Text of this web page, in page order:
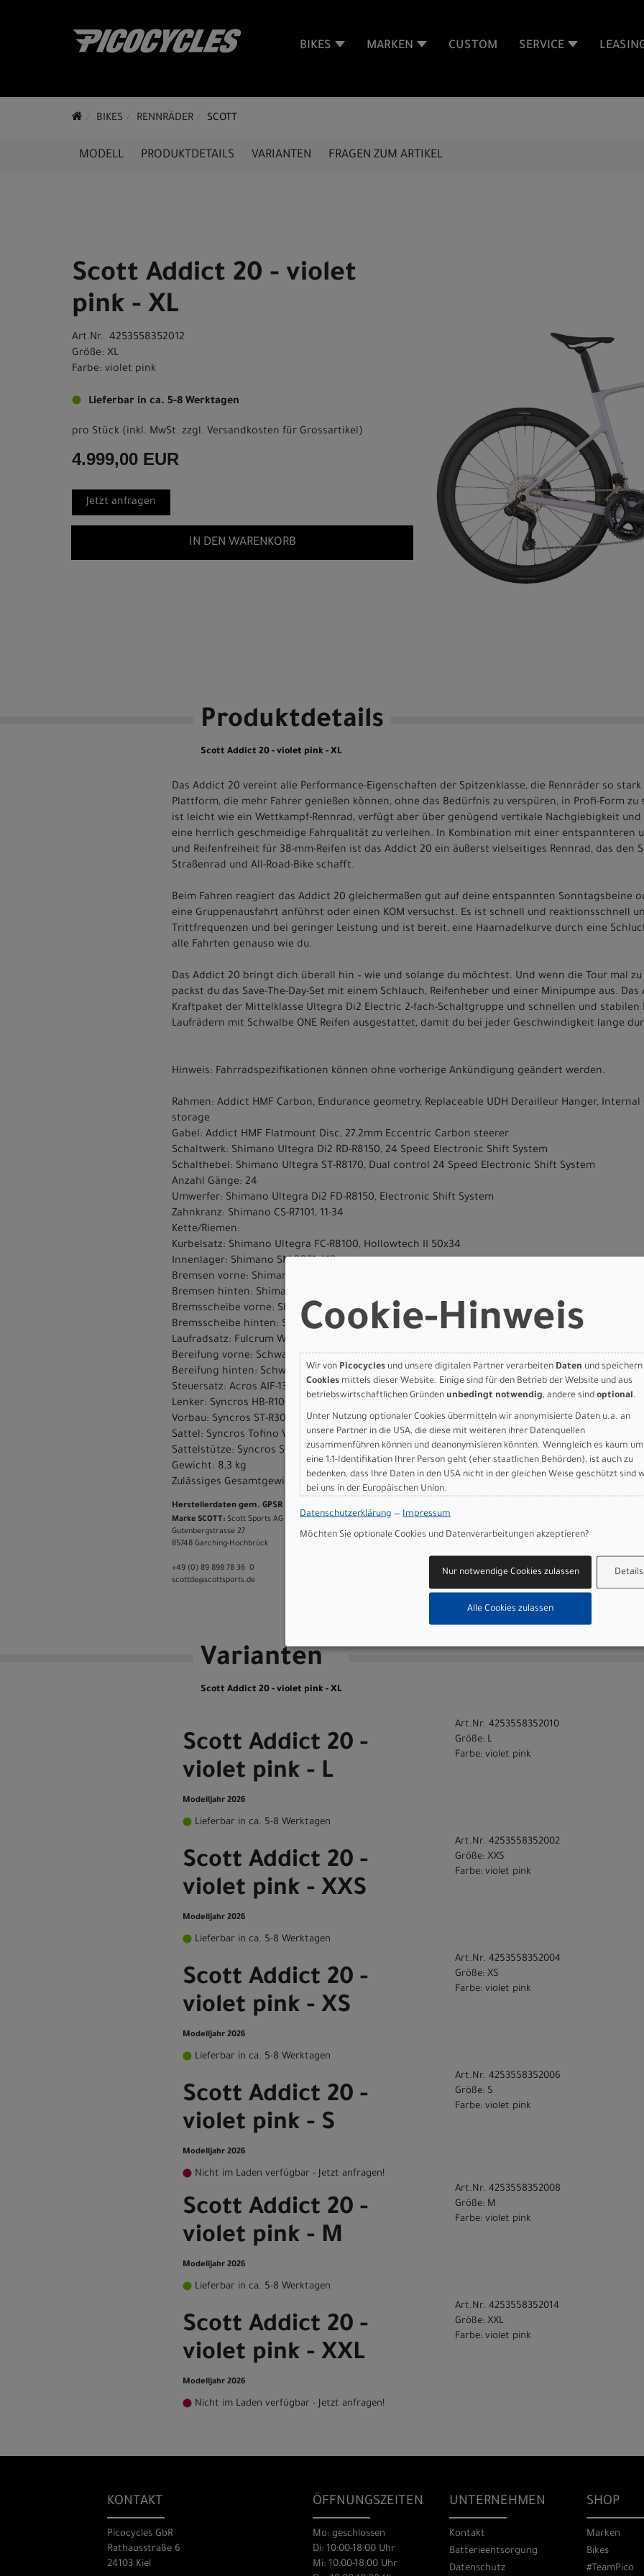
BIKES MARKEN CUSTOM SERVICE
BIKES RENNRÄDER SCOTT
MODELL PRODUKTDETAILS VARIANTEN FRAGEN ZUM ARTIKEL
Scott Addict 20 - violet
pink - XL
Art.Nr. 4253558352012
Größe: XL
Farbe: violet pink
Lieferbar in ca. 5-8 Werktagen
pro Stück (inkl. MwSt. zzgl. Versandkosten für Grossartikel)
4.999,00 EUR
Jetzt anfragen
IN DEN WARENKORB
Produktdetails
Scott Addict 20 - violet pink - XL
Das Addict 20 vereint alle Performance-Eigenschaften der Spitzenklasse, die Rennräder so
Plattform, die mehr Fahrer genießen können, ohne das Bedürfnis zu verspüren, in Profi-Form zu
ist leicht wie ein Wettkampf-Rennrad, verfügt aber über genügend vertikale Nachgiebigkeit
eine herrlich geschmeidige Fahrqualität zu verleihen. In Kombination mit einer entspannteren
und Reifenfreiheit für 38-mm-Reifen ist das Addict 20 ein äußerst vielseitiges Rennrad, das den
Straßenrad und All-Road-Bike schafft.
Beim Fahren reagiert das Addict 20 gleichermaßen gut auf deine entspannten Sonntagsbeine
eine Gruppenausfahrt anführst oder einen KOM versuchst. Es ist schnell und reaktionsschnell
Trittfrequenzen und bei geringer Leistung und ist bereit, eine Haarnadelkurve durch eine
alle Fahrten genauso wie du.
Das Addict 20 bringt dich überall hin – wie und solange du möchtest. Und wenn die Tour mal
packst du das Save-The-Day-Set mit einem Schlauch, Reifenheber und einer Minipumpe aus.
Kraftpaket der Mittelklasse Ultegra Di2 Electric 2-fach-Schaltgruppe und schnellen und stabilen
Laufrädern mit Schwalbe ONE Reifen ausgestattet, damit du bei jeder Geschwindigkeit lange
Hinweis: Fahrradspezifikationen können ohne vorherige Ankündigung geändert werden.
Rahmen: Addict HMF Carbon, Endurance geometry, Replaceable UDH Derailleur Hanger,
storage
Gabel: Addict HMF Flatmount Disc, 27.2mm Eccentric Carbon steerer
Schaltwerk: Shimano Ultegra Di2 RD-R8150, 24 Speed Electronic Shift System
Schalthebel: Shimano Ultegra ST-R8170, Dual control 24 Speed Electronic Shift System
Anzahl Gänge: 24
Umwerfer: Shimano Ultegra Di2 FD-R8150, Electronic Shift System
Zahnkranz: Shimano CS-R7101, 11-34
Kette/Riemen:
Kurbelsatz: Shimano Ultegra FC-R8100, Hollowtech II 50x34
Innenlager: Shimano SM-BB71-41B
Bremsen vorne: Shimano BR-R8170 Hyd.Disc
Bremsen hinten: Shimano BR-R8170 Hyd.Disc
Bremsscheibe vorne: Shimano RT-CL800 rotor 160mm
Bremsscheibe hinten: Shimano RT-CL800 rotor 160mm
Laufradsatz: Fulcrum WIND 42 DB Carbon, 24 Front, 24 Rear, Syncros Axle
Bereifung vorne: Schwalbe ONE Fold, 700x34C
Bereifung hinten: Schwalbe ONE Fold, 700x34C
Steuersatz: Acros AIF-1317
Lenker: Syncros HB-R100-CF
Vorbau: Syncros ST-R300-AL
Sattel: Syncros Tofino V 2.0 Cut Out
Sattelstütze: Syncros SP-R101-CF
Gewicht: 8,3 kg
Zulässiges Gesamtgewicht: 120 kg
Herstellerdaten gem. GPSR
Marke SCOTT: Scott Sports AG Niederlassung Deutschland
Gutenbergstrasse 27
85748 Garching-­Hochbrück
+49 (0) 89 898 78 36 ­ 0
scott­de@scott­sports.de
Varianten
Scott Addict 20 - violet pink - XL
Scott Addict 20 -
violet pink - L
Modelljahr 2026
Lieferbar in ca. 5-8 Werktagen
Art.Nr. 4253558352010
Größe: L
Farbe: violet pink
Scott Addict 20 -
violet pink - XXS
Modelljahr 2026
Lieferbar in ca. 5-8 Werktagen
Art.Nr. 4253558352002
Größe: XXS
Farbe: violet pink
Scott Addict 20 -
violet pink - XS
Modelljahr 2026
Lieferbar in ca. 5-8 Werktagen
Art.Nr. 4253558352004
Größe: XS
Farbe: violet pink
Scott Addict 20 -
violet pink - S
Modelljahr 2026
Nicht im Laden verfügbar - Jetzt anfragen!
Art.Nr. 4253558352006
Größe: S
Farbe: violet pink
Scott Addict 20 -
violet pink - M
Modelljahr 2026
Lieferbar in ca. 5-8 Werktagen
Art.Nr. 4253558352008
Größe: M
Farbe: violet pink
Scott Addict 20 -
violet pink - XXL
Modelljahr 2026
Nicht im Laden verfügbar - Jetzt anfragen!
Art.Nr. 4253558352014
Größe: XXL
Farbe: violet pink
KONTAKT
Picocycles GbR
Rathausstraße 6
24103 Kiel
ÖFFNUNGSZEITEN
Mo: geschlossen
Di: 10:00-18:00 Uhr
Mi: 10:00-18:00 Uhr
UNTERNEHMEN
Kontakt
Batterieentsorgung
Datenschutz
SHOP
Marken
Bikes
#TeamPico
Cookie-Hinweis
Wir von Picocycles und unsere digitalen Partner verarbeiten Daten und speichern
Cookies mittels dieser Website. Einige sind für den Betrieb der Website und aus
betriebswirtschaftlichen Gründen unbedingt notwendig, andere sind optional.
Unter Nutzung optionaler Cookies übermitteln wir anonymisierte Daten u.a. an
unsere Partner in die USA, die diese mit weiteren ihrer Datenquellen
zusammenführen können und deanonymisieren könnten. Wenngleich es kaum um
eine 1:1-Identifikation Ihrer Person geht (eher staatlichen Behörden), ist auch zu
bedenken, dass Ihre Daten in den USA nicht in der gleichen Weise geschützt sind
bei uns in der Europäischen Union.
Datenschutzerklärung — Impressum
Möchten Sie optionale Cookies und Datenverarbeitungen akzeptieren?
Details
Nur notwendige Cookies zulassen
Alle Cookies zulassen